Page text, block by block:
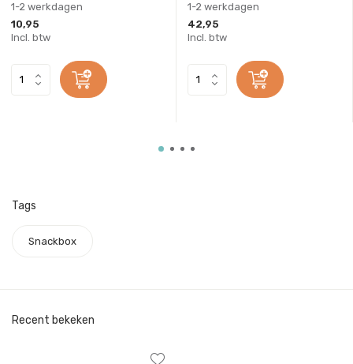
1-2 werkdagen
10,95
Incl. btw
1-2 werkdagen
42,95
Incl. btw
Tags
Snackbox
Recent bekeken